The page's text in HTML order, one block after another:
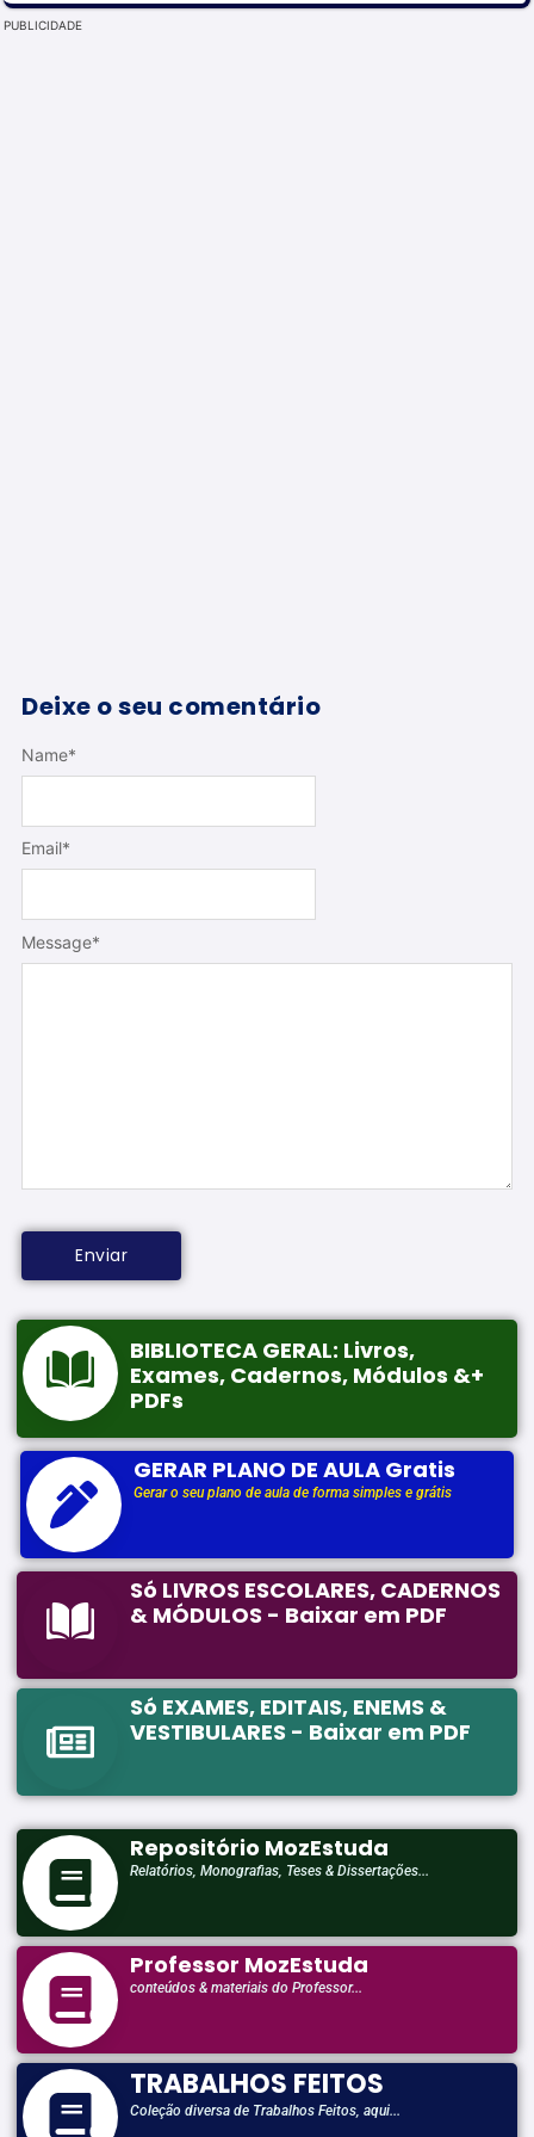
PUBLICIDADE
Deixe o seu comentário
Message*
Name*
Email*
BIBLIOTECA GERAL: Livros,
Exames, Cadernos, Módulos &+
PDFs
GERAR PLANO DE AULA Gratis
Gerar o seu plano de aula de forma simples e grátis
Só LIVROS ESCOLARES, CADERNOS
& MÓDULOS - Baixar em PDF
Só EXAMES, EDITAIS, ENEMS &
VESTIBULARES - Baixar em PDF
Repositório MozEstuda
Relatórios, Monografias, Teses & Dissertações...
Professor MozEstuda
conteúdos & materiais do Professor...
TRABALHOS FEITOS
Coleção diversa de Trabalhos Feitos, aqui...